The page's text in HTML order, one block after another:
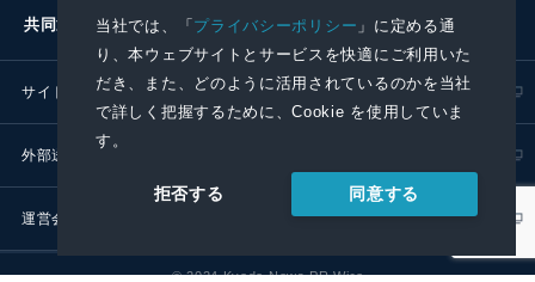
当社では、「プライバシーポリシー 」に定める通
り、本ウェブサイトとサービスを快適にご利用いた
だき、また、どのように活用されているのかを当社
で詳しく把握するために、Cookie を使用していま
す。
拒否する 同意する
共同通信社グループ
サイトポリシー プライバシーポリシー
外部送信ポリシー
運営会社 RSS
© 2024 Kyodo News PR Wire